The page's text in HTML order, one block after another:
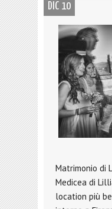
DIC 10
Matrimonio di
Medicea di
location più